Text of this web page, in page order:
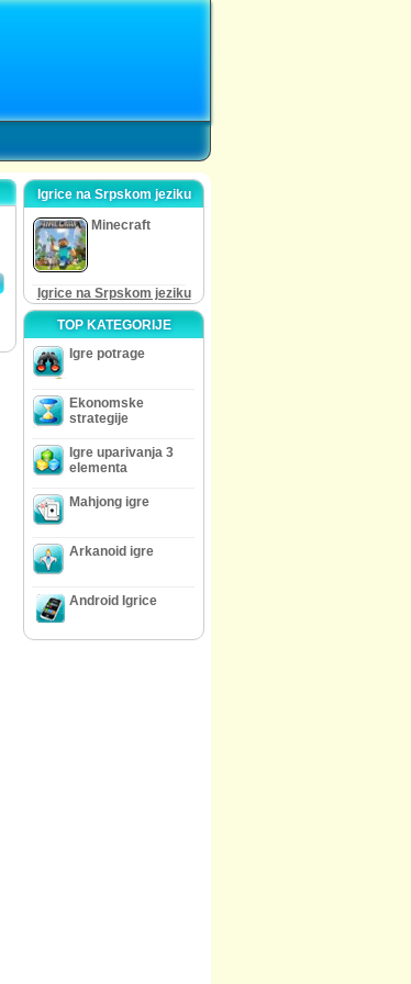
Igrice na Srpskom jeziku
Minecraft
Igrice na Srpskom jeziku
TOP KATEGORIJE
Igre potrage
Ekonomske
strategije
Igre uparivanja 3
elementa
Mahjong igre
Arkanoid igre
Android Igrice